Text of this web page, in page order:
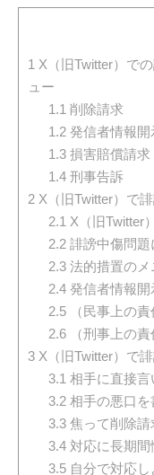
1 X（旧Twitter）で
ュー
1.1 削除請求
1.2発信者情報開
1.3損害賠償請求
1.4刑事告訴
2 X（旧Twitter）で
2.1 X（旧Twitter
2.2誹謗中傷問題
2.3法的措置のメ
2.4発信者情報開
2.5（民事上の責
2.6（刑事上の責
3 X（旧Twitter）で
3.1 相手に直接言
3.2相手の悪口を
3.3焦って削除請
3.4対応に長期間
3.5自分で対応し